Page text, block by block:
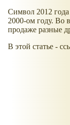
Символ 2012
2000-ом году. Во
продаже разные
В этой статье -